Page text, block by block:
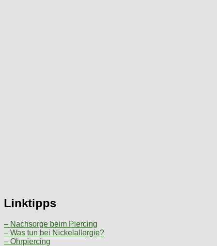
Linktipps
– Nachsorge beim Piercing
– Was tun bei Nickelallergie?
– Ohrpiercing